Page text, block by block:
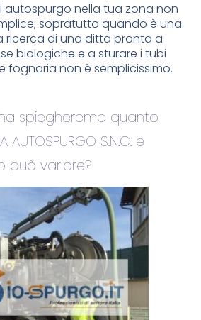
autospurgo nella tua zona non
sopratutto quando è una
ricerca di una ditta pronta a
biologiche e a sturare i tubi
fognaria non è semplicissimo.
spiegheremo quanto
AUTOSPURGO S.N.C. e
può variare?